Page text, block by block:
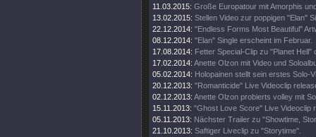
11.03.2015: Große Europatour mit Amorphis
13.02.2015: Stellen Video zur poppigen "Elan"
22.12.2014: "Endless Forms Most Beautiful"
08.12.2014: "Elan" Single erscheint im Februar.
17.08.2014: Fetter Special-Clip zu "Planet Hell"
17.02.2014: Anette Olzon mit Video und
05.02.2014: Holopainen stellt sein erstes Solo-
20.12.2013: "Romanticide" Live Videoclip
02.12.2013: Anette Olzon probierts volley mit
15.11.2013: "Ghost Love Score" Live Videoclip
05.11.2013: Nächster Trailer zu "Showtime,
21.10.2013: Saftiger Liveclip zu "Storytime".